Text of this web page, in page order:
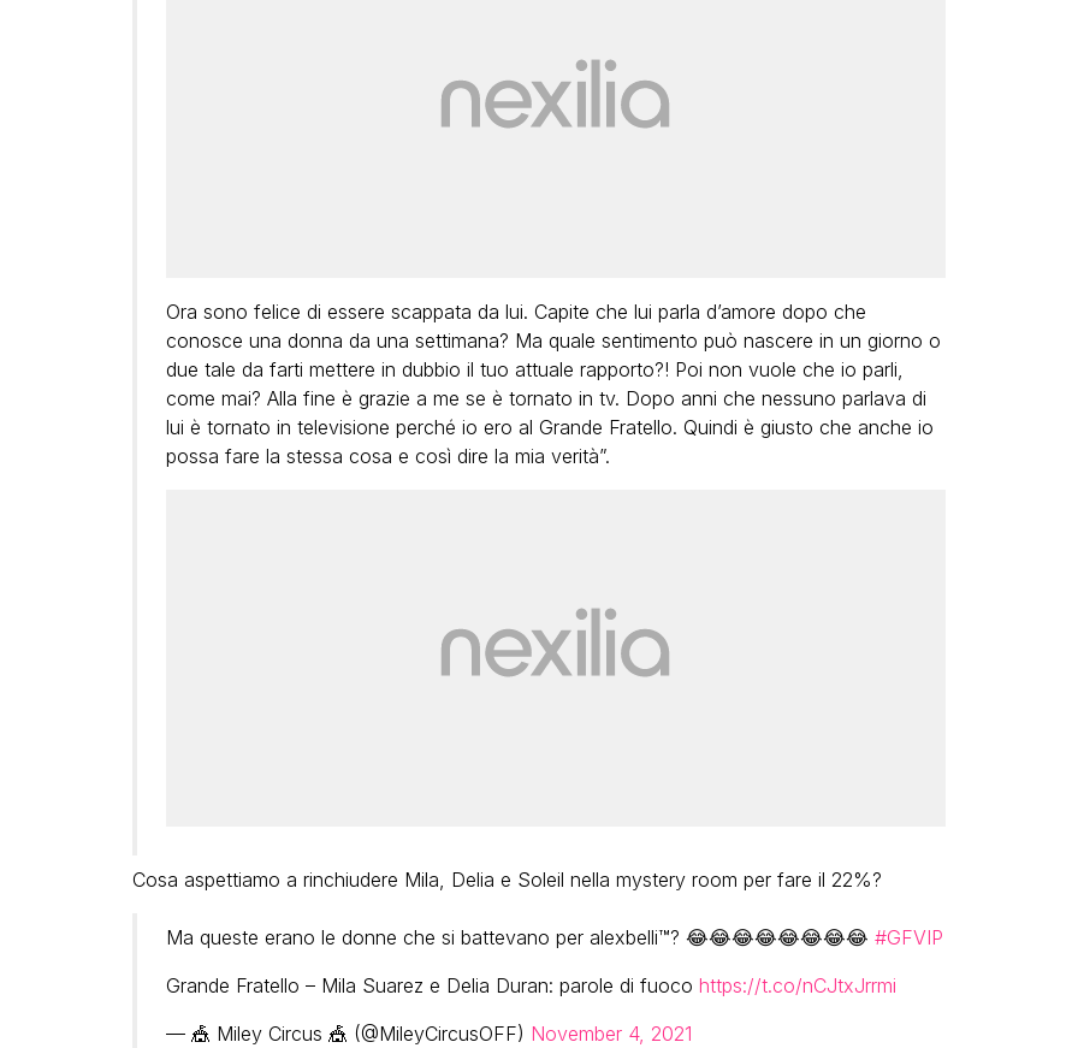
Ora sono felice di essere scappata da lui. Capite che lui parla d’amore dopo che
conosce una donna da una settimana? Ma quale sentimento può nascere in un giorno o
due tale da farti mettere in dubbio il tuo attuale rapporto?! Poi non vuole che io parli,
come mai? Alla fine è grazie a me se è tornato in tv. Dopo anni che nessuno parlava di
lui è tornato in televisione perché io ero al Grande Fratello. Quindi è giusto che anche io
possa fare la stessa cosa e così dire la mia verità”.
Cosa aspettiamo a rinchiudere Mila, Delia e Soleil nella mystery room per fare il 22%?
Ma queste erano le donne che si battevano per alexbelli™️? 😂😂😂😂😂😂😂😂 #GFVIP
Grande Fratello – Mila Suarez e Delia Duran: parole di fuoco https://t.co/nCJtxJrrmi
— 🎪 Miley Circus 🎪 (@MileyCircusOFF) November 4, 2021